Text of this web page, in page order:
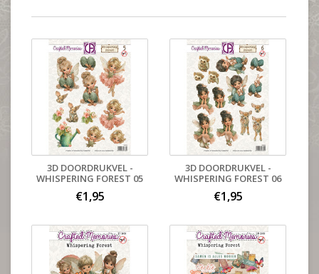
3D DOORDRUKVEL -
WHISPERING FOREST 05
€1,95
3D DOORDRUKVEL -
WHISPERING FOREST 06
€1,95